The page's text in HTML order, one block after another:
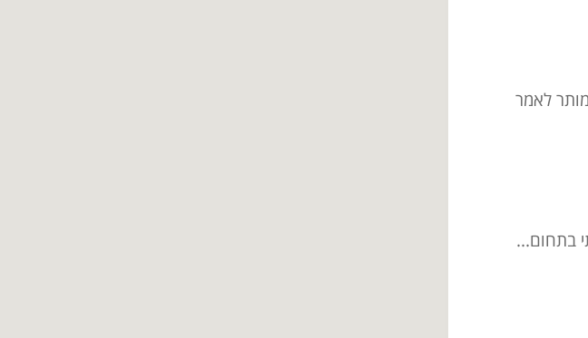
לאמר
בתחום...